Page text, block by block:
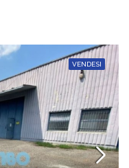
VENDESI